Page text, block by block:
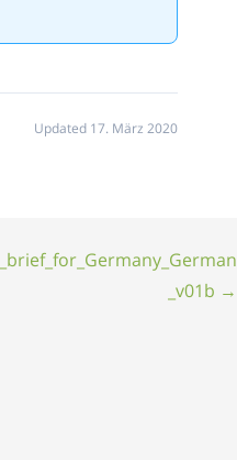
Updated 17. März 2020
_v01b →